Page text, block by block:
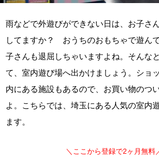
雨などで外遊びができない日は、お子さ
してますか？ おうちのおもちゃで遊ん
子さんも退屈しちゃいますよね。そんな
て、室内遊び場へ出かけましょう。ショ
内にある施設もあるので、お買い物のつ
よ。こちらでは、埼玉にある人気の室内
ます。
＼ここから登録で2ヶ月無料